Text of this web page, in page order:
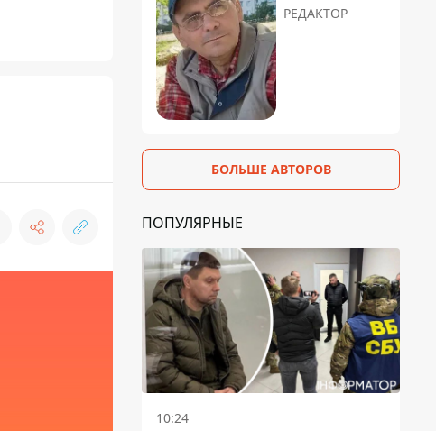
РЕДАКТОР
БОЛЬШЕ АВТОРОВ
ПОПУЛЯРНЫЕ
10:24